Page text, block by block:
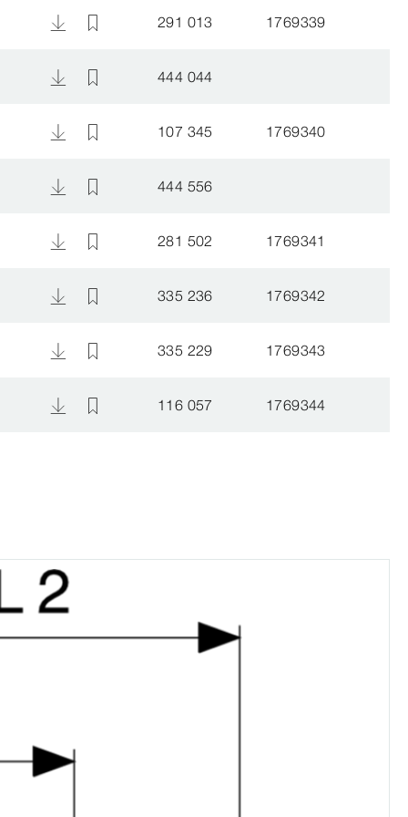
291 013 1769339
444 044
107 345 1769340
444 556
281 502 1769341
335 236 1769342
335 229 1769343
116 057 1769344